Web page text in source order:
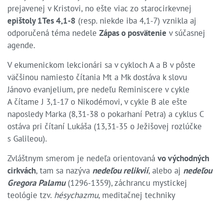
prejavenej v Kristovi, no ešte viac zo starocirkevnej
epištoly 1Tes 4,1-8 (resp. niekde iba 4,1-7) vznikla aj
odporučená téma nedele Zápas o posvätenie v súčasnej
agende.
V ekumenickom lekcionári sa v cykloch A a B v pôste
väčšinou namiesto čítania Mt a Mk dostáva k slovu
Jánovo evanjelium, pre nedeľu Reminiscere v cykle
A čítame J 3,1-17 o Nikodémovi, v cykle B ale ešte
naposledy Marka (8,31-38 o pokarhaní Petra) a cyklus C
ostáva pri čítaní Lukáša (13,31-35 o Ježišovej rozlúčke
s Galileou).
Zvláštnym smerom je nedeľa orientovaná vo východných
cirkvách, tam sa nazýva nedeľou relikvií, alebo aj nedeľou
Gregora Palamu(1296-1359), záchrancu mystickej
teológie tzv. hésychazmu, meditačnej techniky